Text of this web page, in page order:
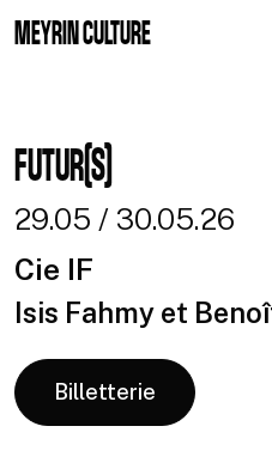
MEYRIN CULTURE
FUTUR(S)
29.05 / 30.05.26
Cie IF
Isis Fahmy et
Billetterie